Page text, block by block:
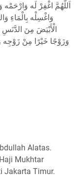
وَاغْسِلْه بِالْمَاءِ
الْأَبْيَضَ مِنَ الدَّنَسِ
وَزَوْجًا خَيْرًا مِنْ زَوْجِه
Alatas.
Mukhtar
Jakarta Timur.